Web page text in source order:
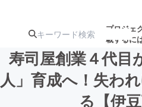
プロジェ
載するに
注目のリ 注目の新着プロ
寿司屋創業４代目
人」育成へ！失わ
る【伊豆